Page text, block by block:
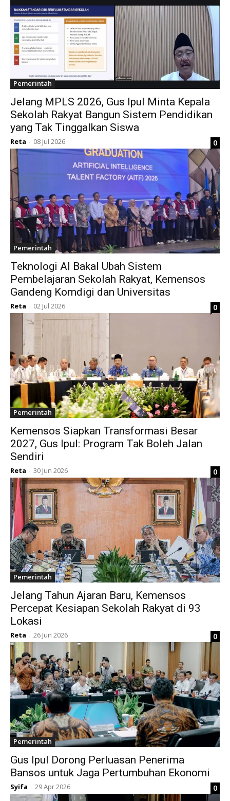
Pemerintah
Jelang MPLS 2026, Gus Ipul Minta Kepala
Sekolah Rakyat Bangun Sistem Pendidikan
yang Tak Tinggalkan Siswa
Reta - 08 Jul 2026 0
Pemerintah
Teknologi AI Bakal Ubah Sistem
Pembelajaran Sekolah Rakyat, Kemensos
Gandeng Komdigi dan Universitas
Reta - 02 Jul 2026 0
Pemerintah
Kemensos Siapkan Transformasi Besar
2027, Gus Ipul: Program Tak Boleh Jalan
Sendiri
Reta - 30 Jun 2026 0
Pemerintah
Jelang Tahun Ajaran Baru, Kemensos
Percepat Kesiapan Sekolah Rakyat di 93
Lokasi
Reta - 26 Jun 2026 0
Pemerintah
Gus Ipul Dorong Perluasan Penerima
Bansos untuk Jaga Pertumbuhan Ekonomi
Syifa - 29 Apr 2026 0